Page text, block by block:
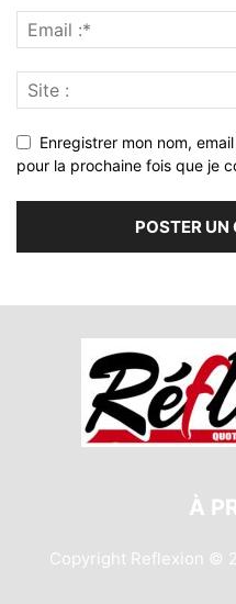
Enregistrer mon nom,
pour la prochaine fois que je
À
Copyright Reflexion ©